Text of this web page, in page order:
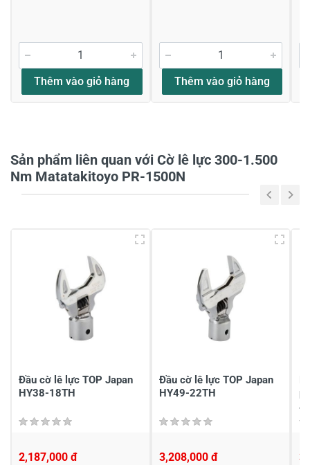
Đánh giá sao
Tiêu đề của nhận xét *
Thêm vào giỏ hàng Thêm vào giỏ hàng
Sản phẩm liên quan với Cờ lê lực 300-1.500
Nm Matatakitoyo PR-1500N
Đầu cờ lê lực TOP Japan
HY38-18TH
2,187,000 đ
Đầu cờ lê lực TOP Japan
HY49-22TH
3,208,000 đ